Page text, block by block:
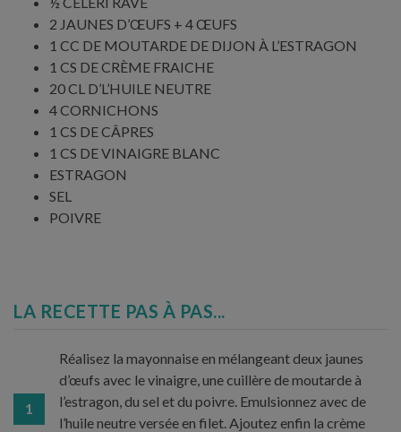
2 JAUNES D’ŒUFS + 4 ŒUFS
1 CC DE MOUTARDE DE DIJON À L’ESTRAGON
1 CS DE CRÈME FRAICHE
20 CL D’L’HUILE NEUTRE
4 CORNICHONS
1 CS DE CÂPRES
1 CS DE VINAIGRE BLANC
ESTRAGON
SEL
POIVRE
LA RECETTE PAS À PAS...
1
Réalisez la mayonnaise en mélangeant deux jaunes
d’œufs avec le vinaigre, une cuillère de moutarde à
l’estragon, du sel et du poivre. Emulsionnez avec de
l’huile neutre versée en filet. Ajoutez enfin la crème